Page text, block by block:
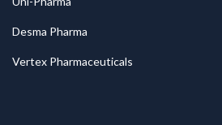
Desma Pharma
Vertex Pharmaceuticals